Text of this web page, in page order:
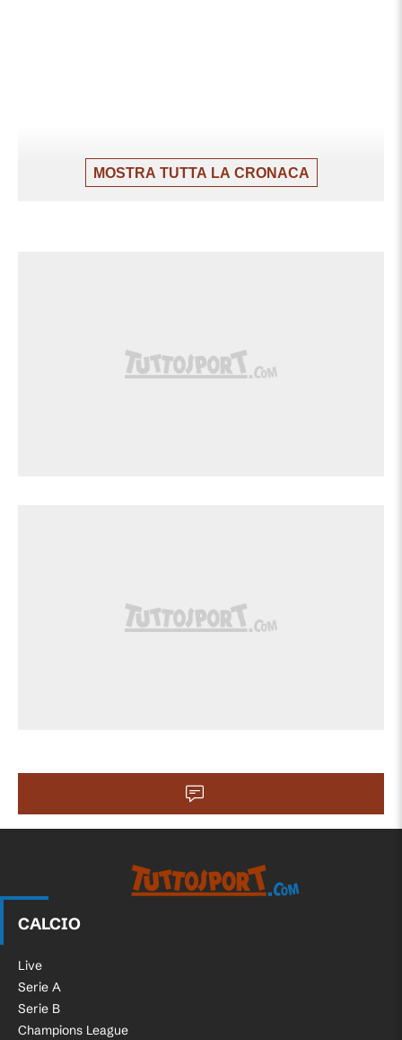
MOSTRA TUTTA LA CRONACA
CALCIO
Live
Serie A
Serie B
Champions League